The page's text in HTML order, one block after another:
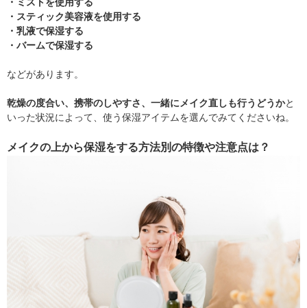
・スティック美容液を使用する
・乳液で保湿する
・バームで保湿する
などがあります。
乾燥の度合い、携帯のしやすさ、一緒にメイク直しも行うどうかと
いった状況によって、使う保湿アイテムを選んでみてくださいね。
メイクの上から保湿をする方法別の特徴や注意点は？